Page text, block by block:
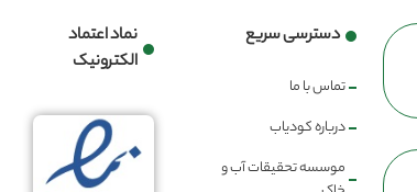
دسترسی سریع
تماس با ما
درباره کودیاب
موسسه تحقیقات آب و
نماد اعتماد
الکترونیک